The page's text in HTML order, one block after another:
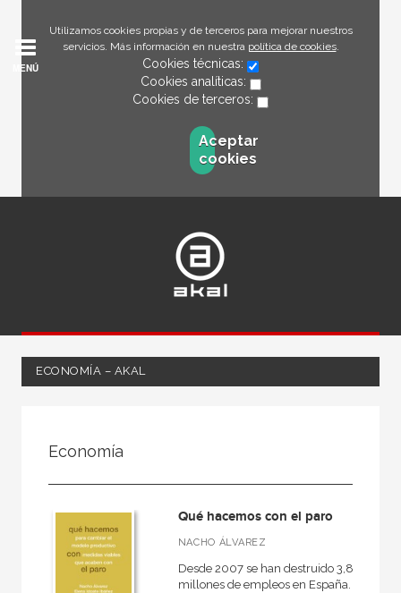
Utilizamos cookies propias y de terceros para mejorar nuestros
servicios. Más información en nuestra política de cookies.
Cookies técnicas:
Cookies analíticas:
Cookies de terceros:
Aceptar
cookies
MENÚ
ECONOMÍA – AKAL
Ciencias humanas y sociales
Economía
MATERIAS
Economía
Qué hacemos con el paro
NACHO ÁLVAREZ
Desde 2007 se han destruido 3,8
millones de empleos en España.